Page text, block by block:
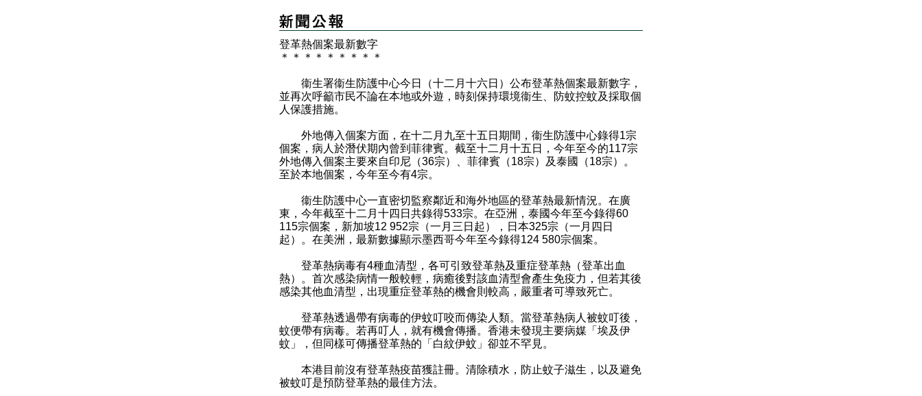
登革熱個案最新數字
＊
＊ ＊ ＊ ＊ ＊ ＊ ＊ ＊
衞生署衞生防護中心今日（十二月十六日）公布登革熱個案最新數字，
並再次呼籲市民不論在本地或外遊，時刻保持環境衞生、防蚊控蚊及採取個
人保護措施。
外地傳入個案方面，在十二月九至十五日期間，衞生防護中心錄得1宗
個案，病人於潛伏期內曾到菲律賓。截至十二月十五日，今年至今的117宗
外地傳入個案主要來自印尼（36宗）、菲律賓（18宗）及泰國（18宗）。
至於本地個案，今年至今有4宗。
衞生防護中心一直密切監察鄰近和海外地區的登革熱最新情況。在廣
東，今年截至十二月十四日共錄得533宗。在亞洲，泰國今年至今錄得60
115宗個案，新加坡12 952宗（一月三日起），日本325宗（一月四日
起）。在美洲，最新數據顯示墨西哥今年至今錄得124 580宗個案。
登革熱病毒有4種血清型，各可引致登革熱及重症登革熱（登革出血
熱）。首次感染病情一般較輕，病癒後對該血清型會產生免疫力，但若其後
感染其他血清型，出現重症登革熱的機會則較高，嚴重者可導致死亡。
登革熱透過帶有病毒的伊蚊叮咬而傳染人類。當登革熱病人被蚊叮後，
蚊便帶有病毒。若再叮人，就有機會傳播。香港未發現主要病媒「埃及伊
蚊」，但同樣可傳播登革熱的「白紋伊蚊」卻並不罕見。
本港目前沒有登革熱疫苗獲註冊。清除積水，防止蚊子滋生，以及避免
被蚊叮是預防登革熱的最佳方法。